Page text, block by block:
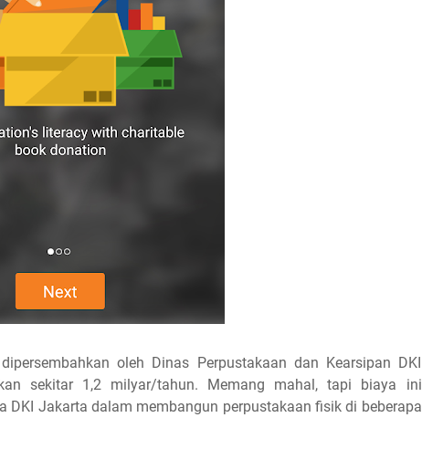
oleh Dinas Perpustakaan dan Kearsipan DKI
sekitar 1,2 milyar/tahun. Memang mahal, tapi biaya ini
DKI Jakarta dalam membangun perpustakaan fisik di beberapa